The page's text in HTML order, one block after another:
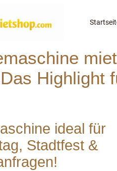
Highlight
ideal für
Stadtfest &